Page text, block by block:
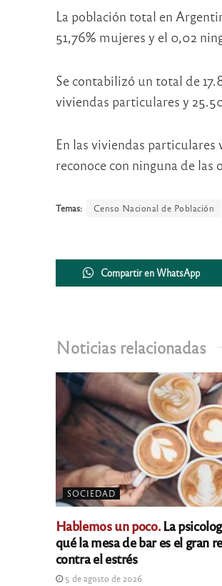
La población total en
51,76% mujeres y el 0,02
Se contabilizó un total de
viviendas particulares y
En las viviendas particulares
reconoce con ninguna de las
Temas: Censo Nacional de Población
Compartir en WhatsApp
Noticias relacionadas
SOCIEDAD
Hablemos un poco.La
qué la mesa de bar es el gran
contra el estrés
5 de agosto de 2026